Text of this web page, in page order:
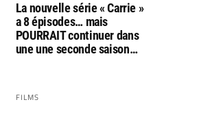
La nouvelle série « Carrie »
a 8 épisodes… mais
POURRAIT continuer dans
une une seconde saison…
FILMS